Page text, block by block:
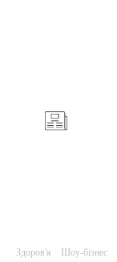
Здоров'я Шоу-бізнес